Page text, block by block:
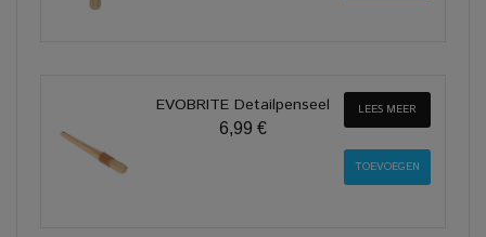
EVOBRITE Detailpenseel
6,99 €
LEES MEER